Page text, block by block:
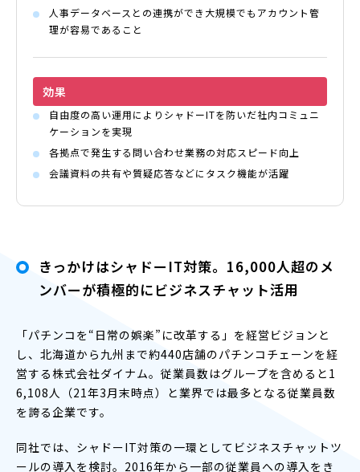
人事データベースとの連携ができ大規模でもアカウント管
理が容易であること
効果
自由度の高い運用によりシャドーITを防いだ社内コミュニ
ケーションを実現
各拠点で発生する問い合わせ業務の対応スピード向上
会議資料の共有や質疑応答などにタスク機能が活躍
きっかけはシャドーIT対策。16,000人超のメ
ンバーが積極的にビジネスチャット活用
「パチンコを“日常の娯楽”に改革する」を経営ビジョンと
し、北海道から九州まで約440店舗のパチンコチェーンを経
営する株式会社ダイナム。従業員数はグループを含めると1
6,108人（21年3月末時点）と業界では最多となる従業員数
を誇る企業です。
同社では、シャドーIT対策の一環としてビジネスチャットツ
ールの導入を検討。2016年から一部の従業員への導入をき